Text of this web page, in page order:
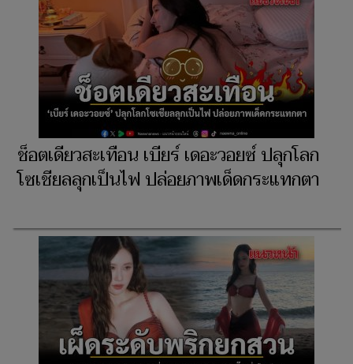
ช็อตเดียวสะเทือน เบียร์ เดอะวอยซ์ ปลุกโลก
โซเชียลลุกเป็นไฟ ปล่อยภาพเด็ดกระแทกตา